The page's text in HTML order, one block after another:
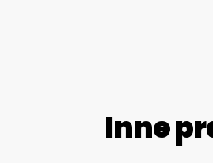
Inne